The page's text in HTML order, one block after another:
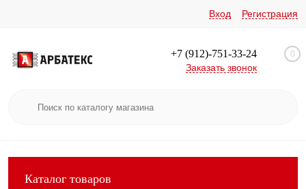
Вход Регистрация
+7 (912)-751-33-24
Заказать звонок
0
Каталог товаров